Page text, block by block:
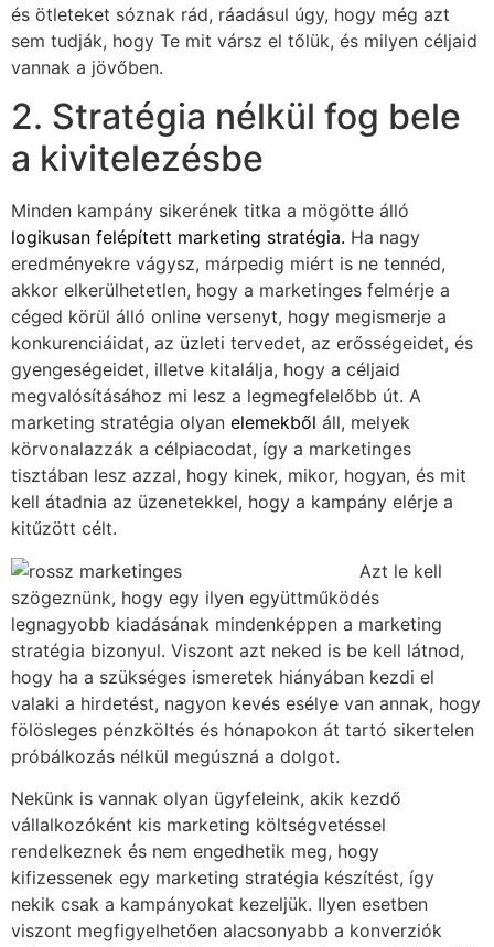
és ötleteket sóznak rád, ráadásul úgy, hogy még azt
sem tudják, hogy Te mit vársz el tőlük, és milyen céljaid
vannak a jövőben.
2. Stratégia nélkül fog bele
a kivitelezésbe
Minden kampány sikerének titka a mögötte álló
logikusan felépített marketing stratégia. Ha nagy
eredményekre vágysz, márpedig miért is ne tennéd,
akkor elkerülhetetlen, hogy a marketinges felmérje a
céged körül álló online versenyt, hogy megismerje a
konkurenciáidat, az üzleti tervedet, az erősségeidet, és
gyengeségeidet, illetve kitalálja, hogy a céljaid
megvalósításához mi lesz a legmegfelelőbb út. A
marketing stratégia olyan elemekből áll, melyek
körvonalazzák a célpiacodat, így a marketinges
tisztában lesz azzal, hogy kinek, mikor, hogyan, és mit
kell átadnia az üzenetekkel, hogy a kampány elérje a
kitűzött célt.
Azt le kell
szögeznünk, hogy egy ilyen együttműködés
legnagyobb kiadásának mindenképpen a marketing
stratégia bizonyul. Viszont azt neked is be kell látnod,
hogy ha a szükséges ismeretek hiányában kezdi el
valaki a hirdetést, nagyon kevés esélye van annak, hogy
fölösleges pénzköltés és hónapokon át tartó sikertelen
próbálkozás nélkül megúszná a dolgot.
Nekünk is vannak olyan ügyfeleink, akik kezdő
vállalkozóként kis marketing költségvetéssel
rendelkeznek és nem engedhetik meg, hogy
kifizessenek egy marketing stratégia készítést, így
nekik csak a kampányokat kezeljük. Ilyen esetben
viszont megfigyelhetően alacsonyabb a konverziók